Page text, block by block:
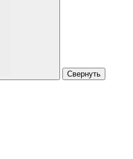
Свернуть